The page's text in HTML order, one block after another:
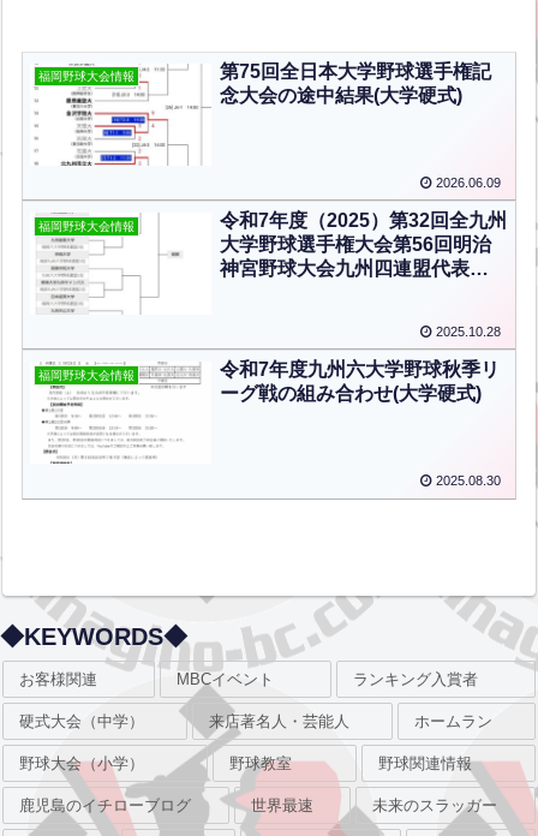
福岡野球大会情報
第75回全日本大学野球選手権記
念大会の途中結果(大学硬式)
2026.06.09
福岡野球大会情報
令和7年度（2025）第32回全九州
大学野球選手権大会第56回明治
神宮野球大会九州四連盟代表決
2025.10.28
福岡野球大会情報
令和7年度九州六大学野球秋季リ
ーグ戦の組み合わせ(大学硬式)
2025.08.30
◆KEYWORDS◆
お客様関連 MBCイベント ランキング入賞者
硬式大会（中学） 来店著名人・芸能人 ホームラン
野球大会（小学） 野球教室 野球関連情報
鹿児島のイチローブログ 世界最速 未来のスラッガー